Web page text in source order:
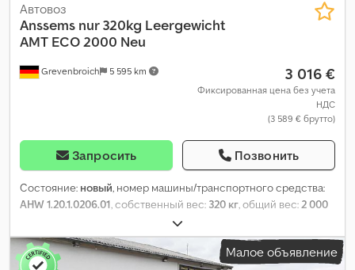
Grevenbroich 5 595 km
Автовоз
Anssems nur 320kg Leergewicht
AMT ECO 2000 Neu
3 016 €
Фиксированная цена без учета
НДС
(3 589 € брутто)
Запросить Позвонить
Состояние: новый, номер машины/транспортного средства:
AHW 1.20.1.0206.01, собственный вес: 320 кг, общий вес:2 000
400 мм
загрузки:1 880 мм, Год выпуска:2026,
Малое объявление